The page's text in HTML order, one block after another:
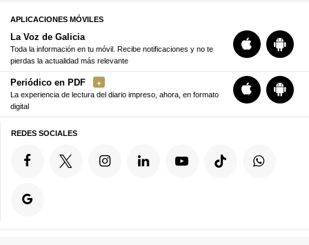
APLICACIONES MÓVILES
La Voz de Galicia
Toda la información en tu móvil. Recibe notificaciones y no te
pierdas la actualidad más relevante
Periódico en PDF
La experiencia de lectura del diario impreso, ahora, en formato
digital
REDES SOCIALES